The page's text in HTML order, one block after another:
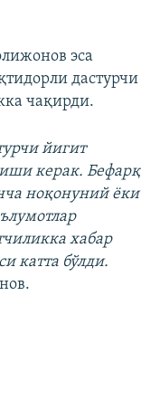
эса
дастурчи
чақирди.
йигит
керак. Бефарқ
ноқонуний ёки
хабар
катта бўлди.